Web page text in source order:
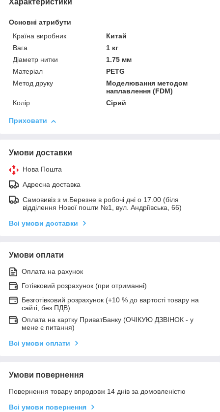
Характеристики
Основні атрибути
Країна виробник
Китай
Вага
1 кг
Діаметр нитки
1.75 мм
Матеріал
PETG
Метод друку
Моделювання методом
наплавлення (FDM)
Колір
Сірий
Приховати
Умови доставки
Нова Пошта
Адресна доставка
Самовивіз з м.Березне в робочі дні о 17.00 (біля
відділення Нової пошти №1, вул. Андріївська, 66)
Всі умови доставки
Умови оплати
Оплата на рахунок
Готівковий розрахунок (при отриманні)
Безготівковий розрахунок (+10 % до вартості товару на
сайті, без ПДВ)
Оплата на картку ПриватБанку (ОЧІКУЮ ДЗВІНОК - у
мене є питання)
Всі умови оплати
Умови повернення
Повернення товару впродовж 14 днів за домовленістю
Всі умови повернення